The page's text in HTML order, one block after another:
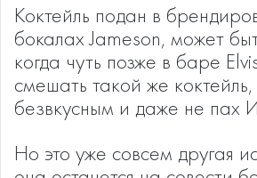
Коктейль подан в
бокалах Jameson, может
когда чуть позже в баре
смешать такой же коктейль,
безвкусным и даже не пах
Но это уже совсем другая